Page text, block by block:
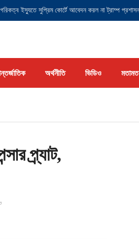
ইস্যুতে সুপ্রিম কোর্টে আবেদন করল না ট্রাম্প প্রশাসন
অর্থনীতি ভিডিও মতামত
প্র্যাট,